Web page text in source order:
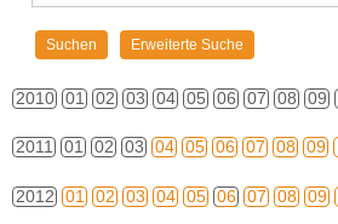
2010 01 02 03 04 05 06 07 08 09
2011 01 02 03 04 05 06 07 08 09
2012 01 02 03 04 05 06 07 08 09